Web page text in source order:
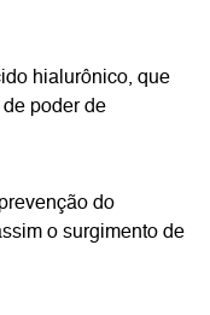
hialurônico, que
poder de
do
o surgimento de